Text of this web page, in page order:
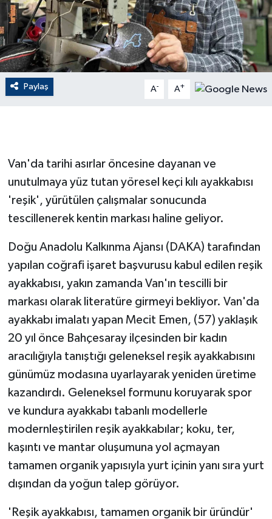
Paylaş A- A+
Van'da tarihi asırlar öncesine dayanan ve
unutulmaya yüz tutan yöresel keçi kılı ayakkabısı
'reşik', yürütülen çalışmalar sonucunda
tescillenerek kentin markası haline geliyor.
Doğu Anadolu Kalkınma Ajansı (DAKA) tarafından
yapılan coğrafi işaret başvurusu kabul edilen reşik
ayakkabısı, yakın zamanda Van'ın tescilli bir
markası olarak literatüre girmeyi bekliyor. Van'da
ayakkabı imalatı yapan Mecit Emen, (57) yaklaşık
20 yıl önce Bahçesaray ilçesinden bir kadın
aracılığıyla tanıştığı geleneksel reşik ayakkabısını
günümüz modasına uyarlayarak yeniden üretime
kazandırdı. Geleneksel formunu koruyarak spor
ve kundura ayakkabı tabanlı modellerle
modernleştirilen reşik ayakkabılar; koku, ter,
kaşıntı ve mantar oluşumuna yol açmayan
tamamen organik yapısıyla yurt içinin yanı sıra yurt
dışından da yoğun talep görüyor.
'Reşik ayakkabısı, tamamen organik bir üründür'
EKONOMİ
English News
Finans
Flaş Haber
GENEL
Güvenlik
HABERDE İNSAN
İNSAN
İş Dünyası
Kadın
KÜLTÜR SANAT
Otomobil